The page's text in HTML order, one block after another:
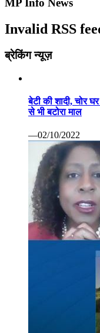
MP Info News
Invalid RSS
ब्रेकिंग न्यूज़
बेटी की शादी, चोर
से भी बटोरा माल
—02/10/2022